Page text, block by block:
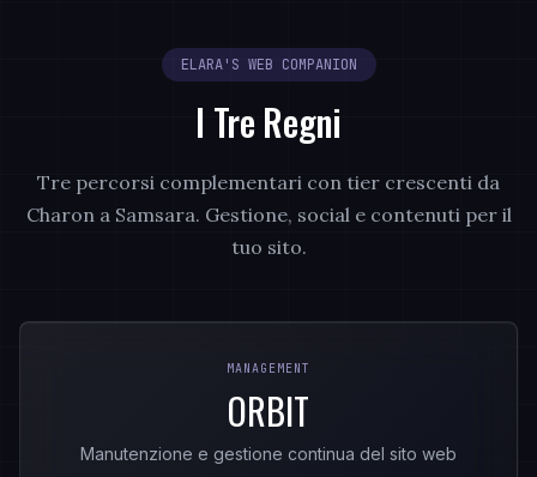
ELARA'S WEB COMPANION
I Tre Regni
Tre percorsi complementari con tier crescenti da
Charon a Samsara. Gestione, social e contenuti per il
tuo sito.
MANAGEMENT
ORBIT
Manutenzione e gestione continua del sito web